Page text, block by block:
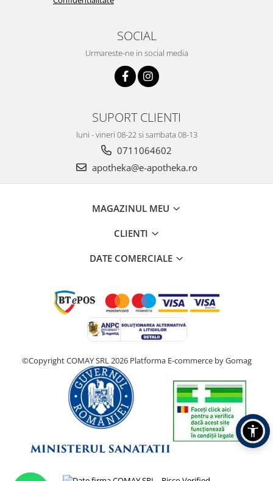
SOCIAL
Urmareste-ne in social media
SUPORT CLIENTI
luni - vineri 08-22 si sambata 08-13
0711064602
apotheka@e-apotheka.ro
MAGAZINUL MEU
CLIENTI
DATE COMERCIALE
©Copyright COMAY SRL 2026 Platforma E-commerce by Gomag